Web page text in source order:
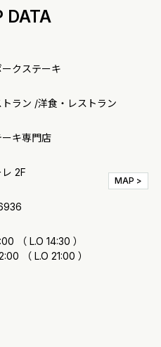
DATA
クステーキ
ラン /洋食・レストラン
キ専門店
2F
MAP >
（ L.O 14:30 ）
（ L.O 21:00 ）